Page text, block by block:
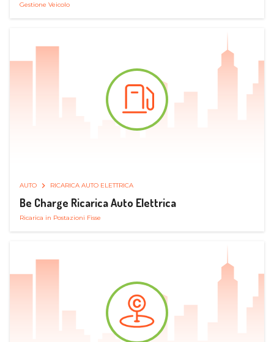
Gestione Veicolo
AUTO RICARICA AUTO ELETTRICA
Be Charge Ricarica Auto Elettrica
Ricarica in Postazioni Fisse